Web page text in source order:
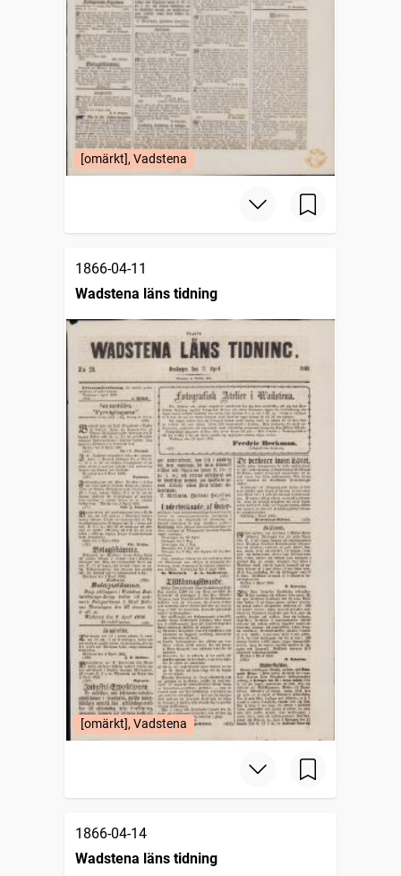
[omärkt], Vadstena
1866-04-11
Wadstena läns tidning
[omärkt], Vadstena
1866-04-14
Wadstena läns tidning